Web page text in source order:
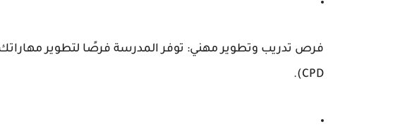
فرص تدريب وتطوير مهني:
CPD).